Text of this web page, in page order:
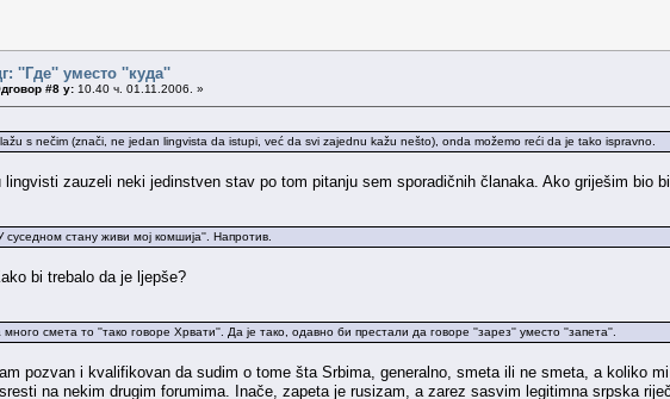
''Где'' уместо ''куда''
#8 у: 10.40 ч. 01.11.2006. »
s nečim (znači, ne jedan lingvista da istupi, već da svi zajednu kažu nešto), onda možemo reći da je tako ispravno.
lingvisti zauzeli neki jedinstven stav po tom pitanju sem sporadičnih članaka. Ako griješim bio
стану живи мој комшија''. Напротив.
bi trebalo da je ljepše?
смета то ''тако говоре Хрвати''. Да је тако, одавно би престали да говоре ''зарез'' уместо ''запета''.
pozvan i kvalifikovan da sudim o tome šta Srbima, generalno, smeta ili ne smeta, a koliko
na nekim drugim forumima. Inače, zapeta je rusizam, a zarez sasvim legitimna srpska riječ.